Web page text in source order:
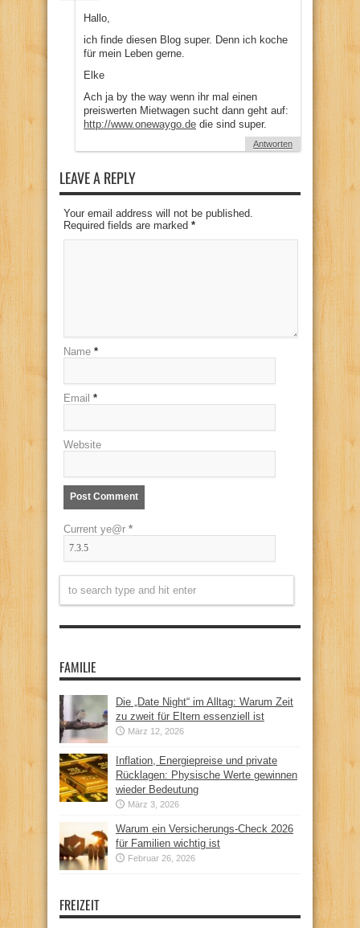
Hallo,
ich finde diesen Blog super. Denn ich koche
für mein Leben gerne.
Elke
Ach ja by the way wenn ihr mal einen
preiswerten Mietwagen sucht dann geht auf:
http://www.onewaygo.de die sind super.
Antworten
LEAVE A REPLY
Your email address will not be published.
Required fields are marked *
Name *
Email *
Website
Current ye@r *
FAMILIE
Die „Date Night“ im Alltag: Warum Zeit
zu zweit für Eltern essenziell ist
März 12, 2026
Inflation, Energiepreise und private
Rücklagen: Physische Werte gewinnen
wieder Bedeutung
März 3, 2026
Warum ein Versicherungs-Check 2026
für Familien wichtig ist
Februar 26, 2026
FREIZEIT